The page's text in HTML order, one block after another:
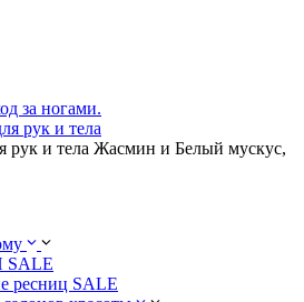
за ногами.
рук и тела
рук и тела Жасмин и Белый мускус,
ресниц SALE